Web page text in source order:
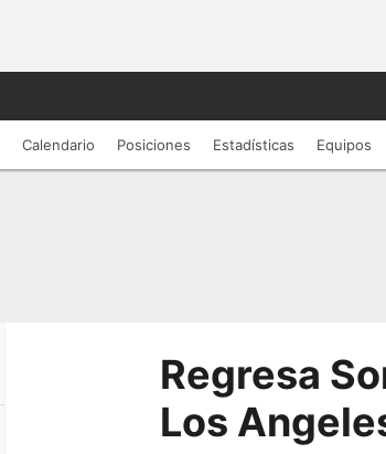
Calendario Posiciones Estadísticas Equipos
Regresa
Los